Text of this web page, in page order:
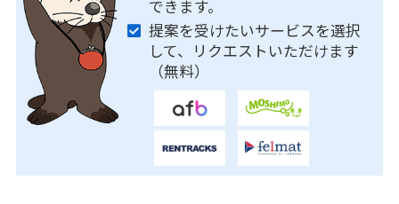
できます。
提案を受けたいサービスを選択
して、リクエストいただけます
（無料）